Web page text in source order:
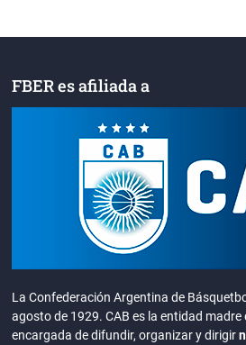
FBER es afiliada a
La Confederación Argentina de
agosto de 1929. CAB es la entidad
encargada de difundir, organizar y dirigir